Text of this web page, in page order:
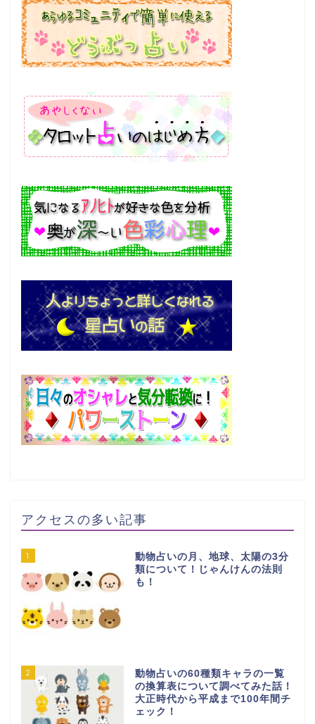
アクセスの多い記事
1
動物占いの月、地球、太陽の3分
類について！じゃんけんの法則
も！
2
動物占いの60種類キャラの一覧
の換算表について調べてみた話！
大正時代から平成まで100年間チ
ェック！